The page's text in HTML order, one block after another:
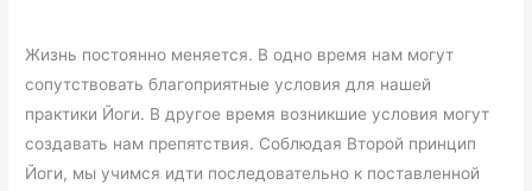
Жизнь постоянно меняется. В одно время нам могут
сопутствовать благоприятные условия для нашей
практики Йоги. В другое время возникшие условия могут
создавать нам препятствия. Соблюдая Второй принцип
Йоги, мы учимся идти последовательно к поставленной